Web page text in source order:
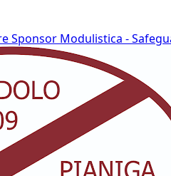
Sponsor Modulistica -